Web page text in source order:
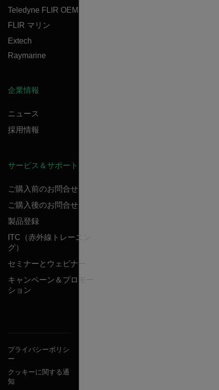
Teledyne FLIR OEM
FLIR マリン
Extech
Raymarine
企業情報
ニュース
採用情報
サービス＆サポート
ご購入前のお問合せ
ご購入後のお問合せ
製品登録
ITC（赤外線トレーニン
グ）
セミナーとウェビナー
キャンペーン＆プロモー
ション
プライバシーポリシ
ー
クッキーに関する通
知